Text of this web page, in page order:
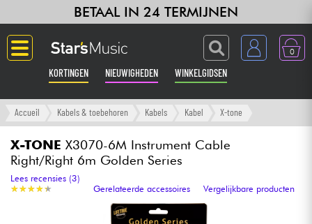
BETAAL IN 24 TERMIJNEN
0
KORTINGEN NIEUWIGHEDEN WINKELGIDSEN
Langue
Gitaar & Bas
Versterker & Effecten
Toetsenbord & Piano
Accueil Kabels & toebehoren Kabels Kabel X-tone
X-TONE X3070-6M Instrument Cable
Right/Right 6m Golden Series
★★★★★
★★★★★
Lees recensies (3)
Gerelateerde accessoires
Vergelijkbare producten